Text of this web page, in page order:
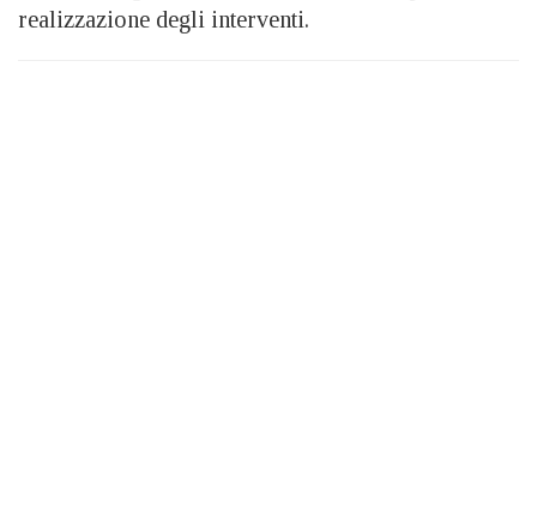
realizzazione degli interventi.